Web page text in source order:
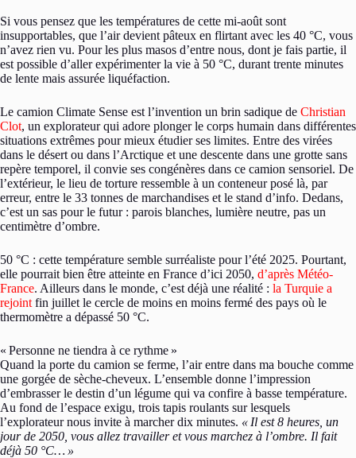
Si vous pensez que les températures de cette mi-août sont
insupportables, que l’air devient pâteux en flirtant avec les 40 °C, vous
n’avez rien vu. Pour les plus masos d’entre nous, dont je fais partie, il
est possible d’aller expérimenter la vie à 50 °C, durant trente minutes
de lente mais assurée liquéfaction.
Le camion Climate Sense est l’invention un brin sadique de Christian
Clot, un explorateur qui adore plonger le corps humain dans différentes
situations extrêmes pour mieux étudier ses limites. Entre des virées
dans le désert ou dans l’Arctique et une descente dans une grotte sans
repère temporel, il convie ses congénères dans ce camion sensoriel. De
l’extérieur, le lieu de torture ressemble à un conteneur posé là, par
erreur, entre le 33 tonnes de marchandises et le stand d’info. Dedans,
c’est un sas pour le futur : parois blanches, lumière neutre, pas un
centimètre d’ombre.
50 °C : cette température semble surréaliste pour l’été 2025. Pourtant,
elle pourrait bien être atteinte en France d’ici 2050, d’après Météo-
France. Ailleurs dans le monde, c’est déjà une réalité : la Turquie a
rejoint fin juillet le cercle de moins en moins fermé des pays où le
thermomètre a dépassé 50 °C.
« Personne ne tiendra à ce rythme »
Quand la porte du camion se ferme, l’air entre dans ma bouche comme
une gorgée de sèche-cheveux. L’ensemble donne l’impression
d’embrasser le destin d’un légume qui va confire à basse température.
Au fond de l’espace exigu, trois tapis roulants sur lesquels
l’explorateur nous invite à marcher dix minutes. « Il est 8 heures, un
jour de 2050, vous allez travailler et vous marchez à l’ombre. Il fait
déjà 50 °C… »